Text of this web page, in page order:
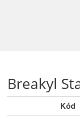
Breakyl
Kód